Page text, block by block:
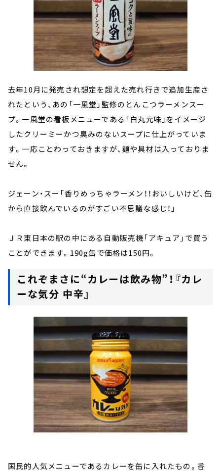
去年10月に発売され想定を超えた売れ行きで追加生産さ
れたという、あの「一風堂」監修のとんこつラーメンスー
プ。一風堂の看板メニューである「白丸元味」をイメージ
したクリーミーかつ臭みのないスープに仕上がっていま
す。一応ことわっておきますが、麺や具材は入っておりま
せん。
ジェーン・スー「香りめっちゃラーメン！！おいしいけど、缶
から直接飲んでいるのがすごい不思議な感じ！」
ＪＲ東日本の駅の中にある自動販売機「アキュア」で買う
ことができます。190g缶で価格は150円。
これぞまさに“カレーは飲み物”！『カレ
ーな気分 中辛』
国民的人気メニューであるカレーを缶に入れたもの。香